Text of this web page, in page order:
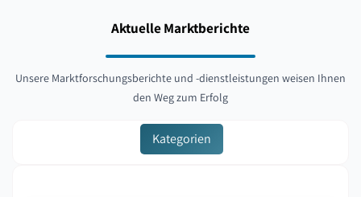
Aktuelle Marktberichte
Unsere Marktforschungsberichte und -dienstleistungen weisen Ihnen
den Weg zum Erfolg
Kategorien